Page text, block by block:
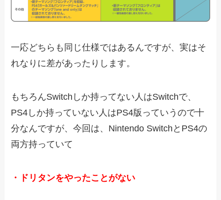
一応どちらも同じ仕様ではあるんですが、実はそ
れなりに差があったりします。
もちろんSwitchしか持ってない人はSwitchで、
PS4しか持っていない人はPS4版っていうので十
分なんですが、今回は、Nintendo SwitchとPS4の
両方持っていて
・ドリタンをやったことがない